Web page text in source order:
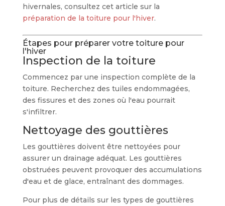
hivernales, consultez cet article sur la
préparation de la toiture pour l'hiver.
Étapes pour préparer votre toiture pour
l'hiver
Inspection de la toiture
Commencez par une inspection complète de la
toiture. Recherchez des tuiles endommagées,
des fissures et des zones où l'eau pourrait
s'infiltrer.
Nettoyage des gouttières
Les gouttières doivent être nettoyées pour
assurer un drainage adéquat. Les gouttières
obstruées peuvent provoquer des accumulations
d'eau et de glace, entraînant des dommages.
Pour plus de détails sur les types de gouttières